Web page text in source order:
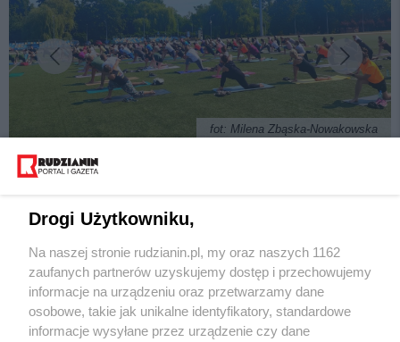
fot: Milena Zbąska-Nowakowska
Przynajmniej w zapowiedzi
Wydawca mediów
Drogi Użytkowniku,
Na naszej stronie rudzianin.pl, my oraz naszych 1162
zaufanych partnerów uzyskujemy dostęp i przechowujemy
informacje na urządzeniu oraz przetwarzamy dane
osobowe, takie jak unikalne identyfikatory, standardowe
informacje wysyłane przez urządzenie czy dane